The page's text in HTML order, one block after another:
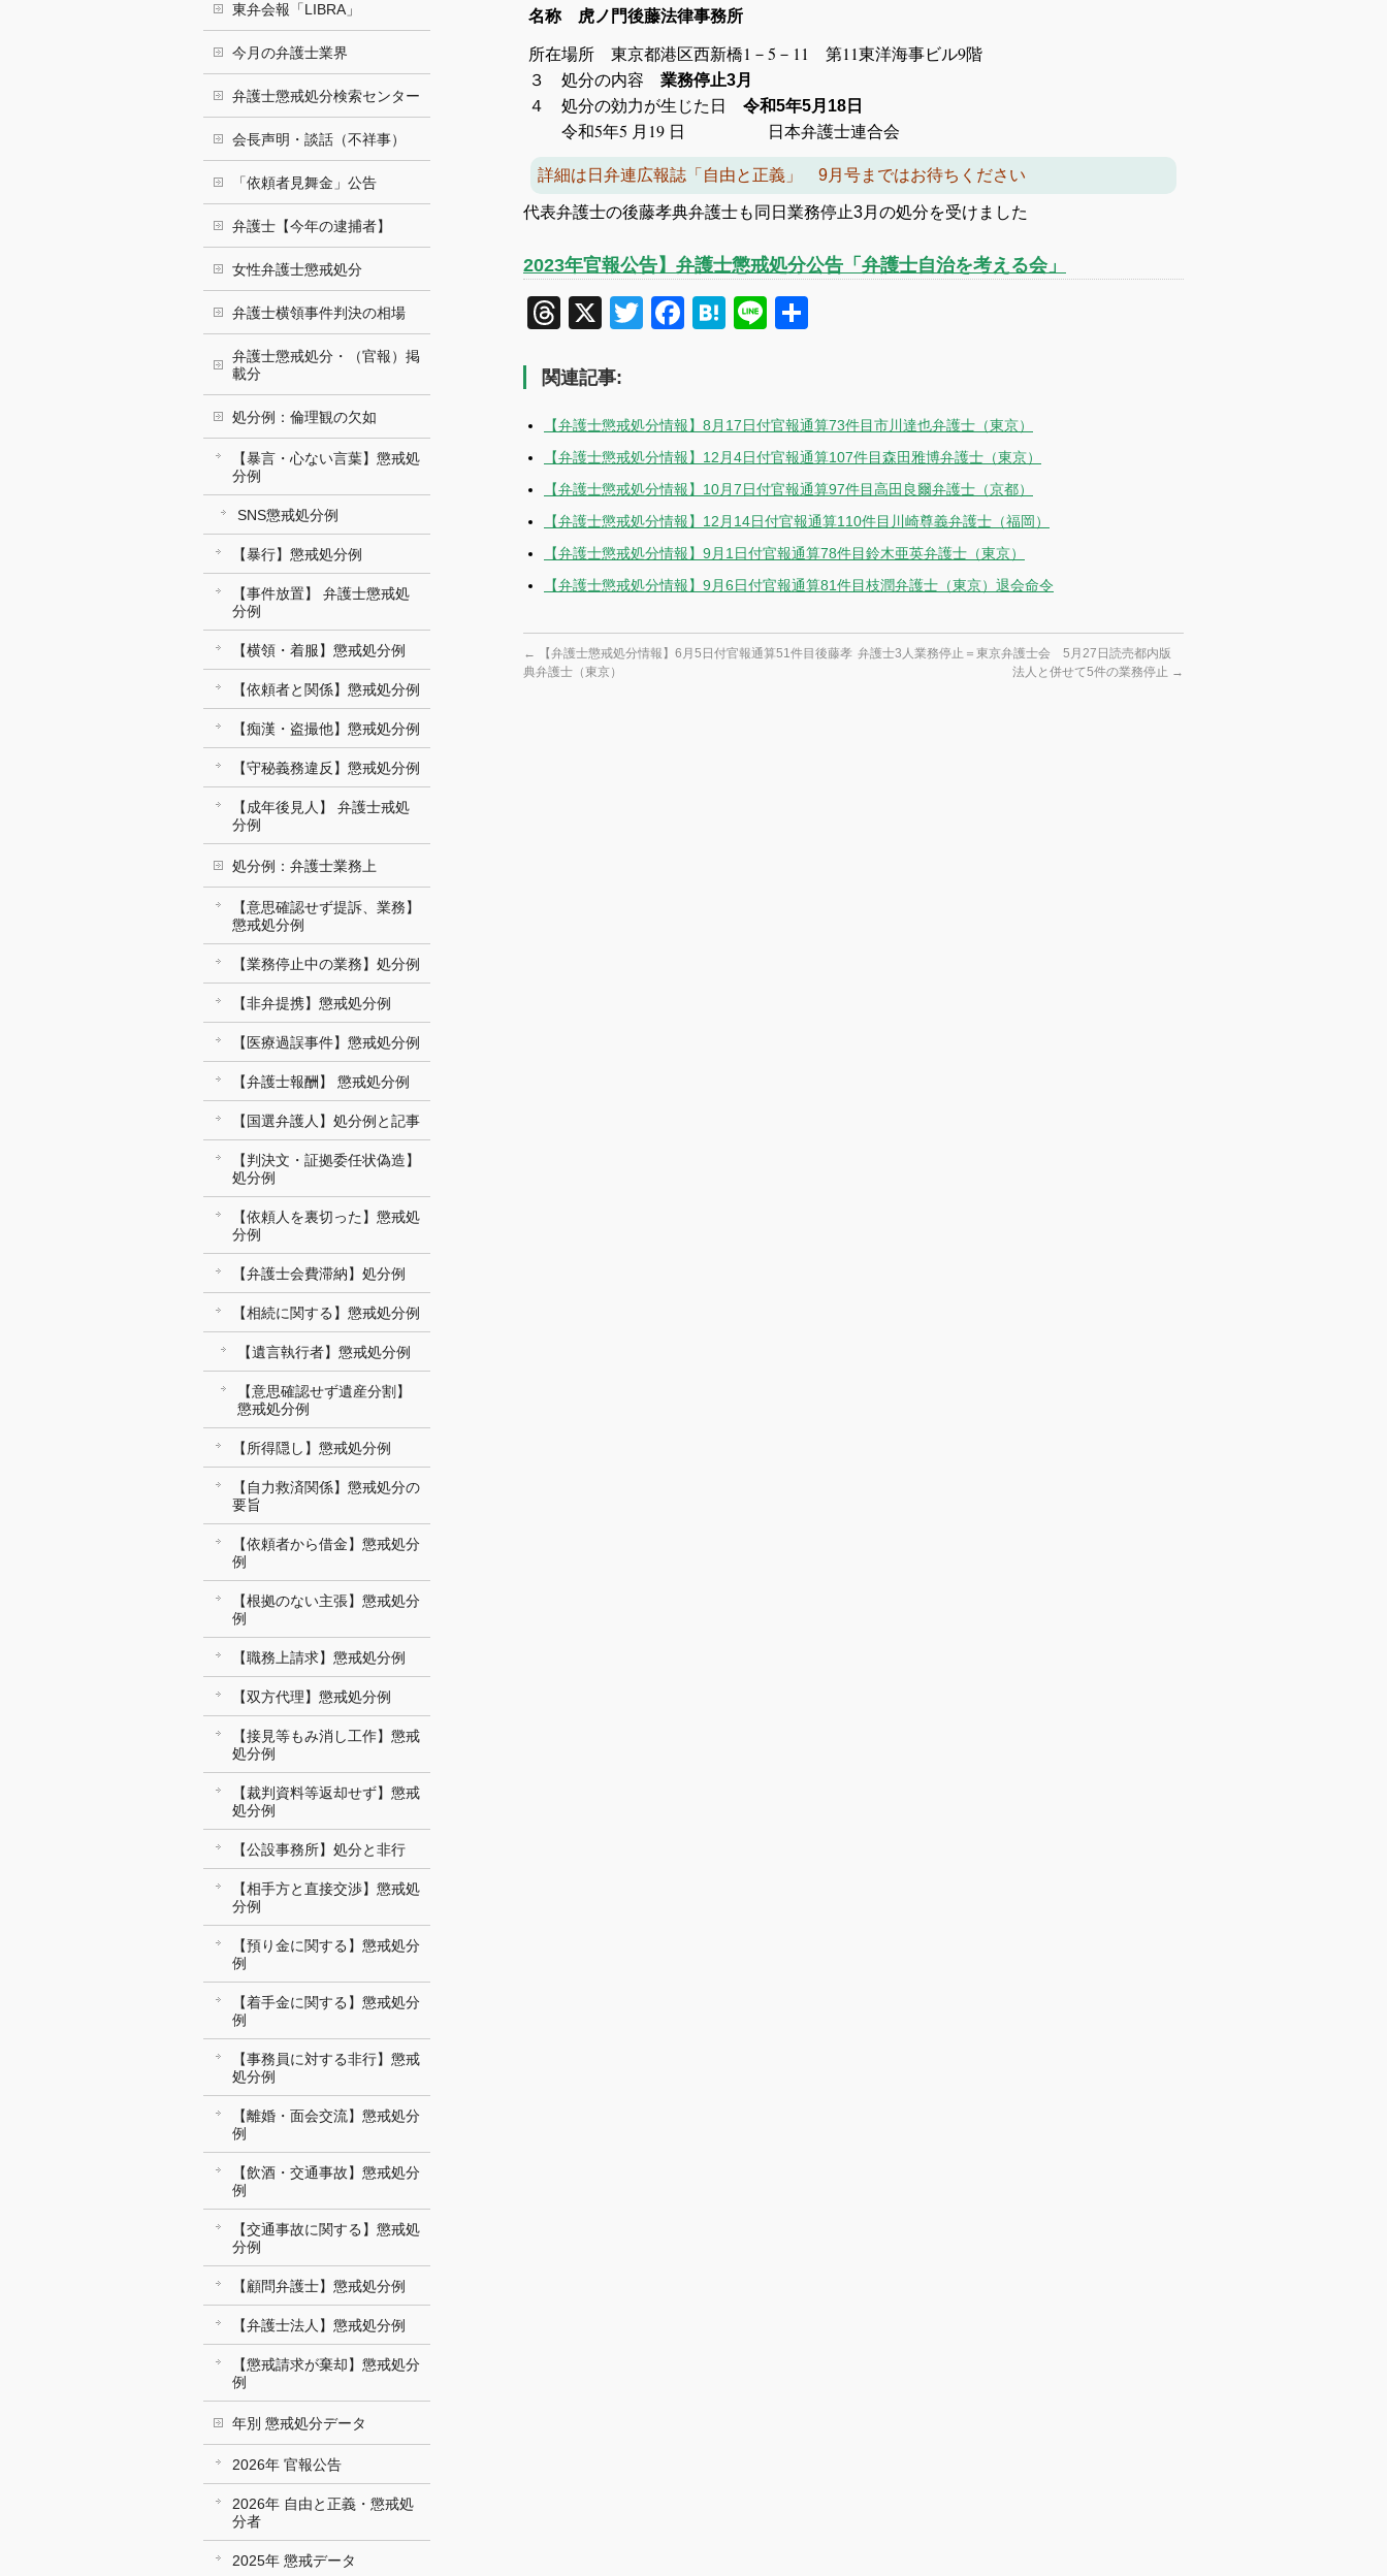
名称 虎ノ門後藤法律事務所
所在場所 東京都港区西新橋1－5－11 第11東洋海事ビル9階
３ 処分の内容 業務停止3月
４ 処分の効力が生じた日 令和5年5月18日
令和5年5 月19 日 日本弁護士連合会
詳細は日弁連広報誌「自由と正義」 9月号まではお待ちください
代表弁護士の後藤孝典弁護士も同日業務停止3月の処分を受けました
2023年官報公告】弁護士懲戒処分公告「弁護士自治を考える会」
Threads
X TwitterFacebook
Hatena
Line
関連記事:
【弁護士懲戒処分情報】8月17日付官報通算73件目市川達也弁護士（東京）
【弁護士懲戒処分情報】12月4日付官報通算107件目森田雅博弁護士（東京）
【弁護士懲戒処分情報】10月7日付官報通算97件目高田良爾弁護士（京都）
【弁護士懲戒処分情報】12月14日付官報通算110件目川崎尊義弁護士（福岡）
【弁護士懲戒処分情報】9月1日付官報通算78件目鈴木亜英弁護士（東京）
【弁護士懲戒処分情報】9月6日付官報通算81件目枝潤弁護士（東京）退会命令
←
【弁護士懲戒処分情報】6月5日付官報通算51件目後藤孝
典弁護士（東京）
弁護士3人業務停止＝東京弁護士会 5月27日読売都内版
法人と併せて5件の業務停止 →
東弁会報「LIBRA」
今月の弁護士業界
弁護士懲戒処分検索センター
会長声明・談話（不祥事）
「依頼者見舞金」公告
弁護士【今年の逮捕者】
女性弁護士懲戒処分
弁護士横領事件判決の相場
弁護士懲戒処分・（官報）掲
載分
処分例：倫理観の欠如
【暴言・心ない言葉】懲戒処
分例
SNS懲戒処分例
【暴行】懲戒処分例
【事件放置】 弁護士懲戒処
分例
【横領・着服】懲戒処分例
【依頼者と関係】懲戒処分例
【痴漢・盗撮他】懲戒処分例
【守秘義務違反】懲戒処分例
【成年後見人】 弁護士戒処
分例
処分例：弁護士業務上
【意思確認せず提訴、業務】
懲戒処分例
【業務停止中の業務】処分例
【非弁提携】懲戒処分例
【医療過誤事件】懲戒処分例
【弁護士報酬】 懲戒処分例
【国選弁護人】処分例と記事
【判決文・証拠委任状偽造】
処分例
【依頼人を裏切った】懲戒処
分例
【弁護士会費滞納】処分例
【相続に関する】懲戒処分例
【遺言執行者】懲戒処分例
【意思確認せず遺産分割】
懲戒処分例
【所得隠し】懲戒処分例
【自力救済関係】懲戒処分の
要旨
【依頼者から借金】懲戒処分
例
【根拠のない主張】懲戒処分
例
【職務上請求】懲戒処分例
【双方代理】懲戒処分例
【接見等もみ消し工作】懲戒
処分例
【裁判資料等返却せず】懲戒
処分例
【公設事務所】処分と非行
【相手方と直接交渉】懲戒処
分例
【預り金に関する】懲戒処分
例
【着手金に関する】懲戒処分
例
【事務員に対する非行】懲戒
処分例
【離婚・面会交流】懲戒処分
例
【飲酒・交通事故】懲戒処分
例
【交通事故に関する】懲戒処
分例
【顧問弁護士】懲戒処分例
【弁護士法人】懲戒処分例
【懲戒請求が棄却】懲戒処分
例
年別 懲戒処分データ
2026年 官報公告
2026年 自由と正義・懲戒処
分者
2025年 懲戒データ